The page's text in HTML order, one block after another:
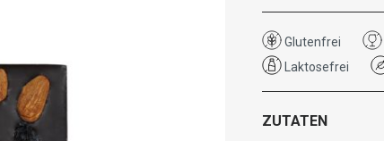
Glutenfrei
Laktosefrei
ZUTATEN